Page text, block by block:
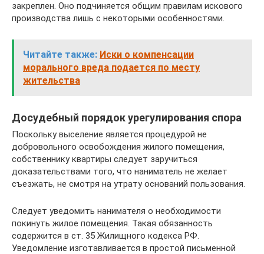
закреплен. Оно подчиняется общим правилам искового
производства лишь с некоторыми особенностями.
Читайте также: Иски о компенсации
морального вреда подается по месту
жительства
Досудебный порядок урегулирования спора
Поскольку выселение является процедурой не
добровольного освобождения жилого помещения,
собственнику квартиры следует заручиться
доказательствами того, что наниматель не желает
съезжать, не смотря на утрату оснований пользования.
Следует уведомить нанимателя о необходимости
покинуть жилое помещения. Такая обязанность
содержится в ст. 35 Жилищного кодекса РФ.
Уведомление изготавливается в простой письменной